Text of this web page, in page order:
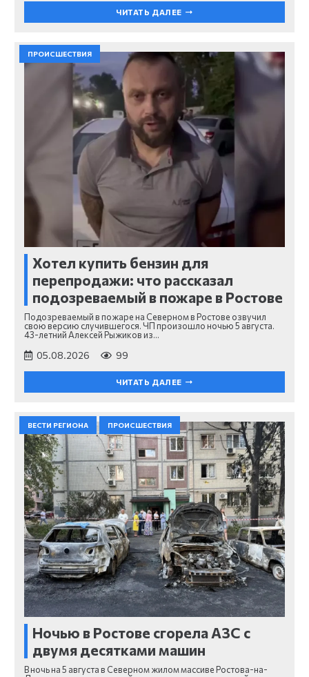
ЧИТАТЬ ДАЛЕЕ
ПРОИСШЕСТВИЯ
Хотел купить бензин для
перепродажи: что рассказал
подозреваемый в пожаре в Ростове
Подозреваемый в пожаре на Северном в Ростове озвучил
свою версию случившегося. ЧП произошло ночью 5 августа.
43-летний Алексей Рыжиков из…
05.08.2026 99
ЧИТАТЬ ДАЛЕЕ
ВЕСТИ РЕГИОНА ПРОИСШЕСТВИЯ
Ночью в Ростове сгорела АЗС с
двумя десятками машин
В ночь на 5 августа в Северном жилом массиве Ростова-на-